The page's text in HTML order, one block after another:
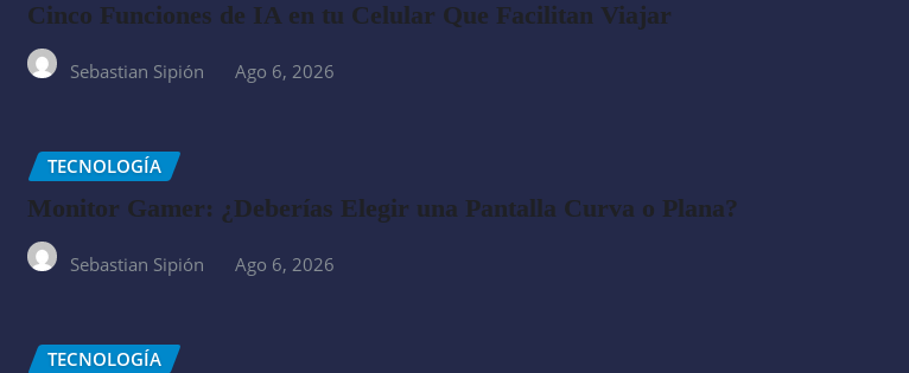
Cinco Funciones de IA en tu Celular Que Facilitan Viajar
Sebastian Sipión Ago 6, 2026
TECNOLOGÍA
Monitor Gamer: ¿Deberías Elegir una Pantalla Curva o Plana?
Sebastian Sipión Ago 6, 2026
TECNOLOGÍA